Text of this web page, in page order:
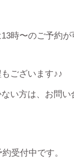
時〜のご予約が
ございます♪♪
い方は、お問
受付中です。